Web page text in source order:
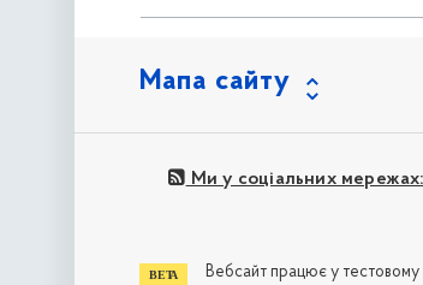
Мапа сайту
Ми у соціальних мережах:
Вебсайт працює у тестовому